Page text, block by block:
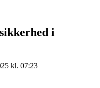
i
kl. 07:23